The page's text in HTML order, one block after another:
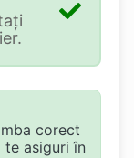
corect
te asiguri în